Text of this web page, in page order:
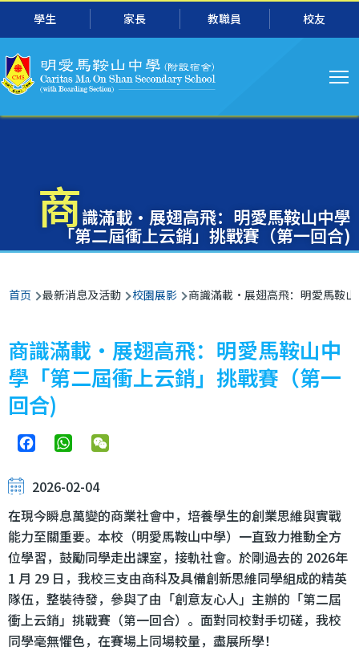
跳转到主要内容
學生 家長 教職員 校友
导
航
商識滿載‧展翅高飛：明愛馬鞍山中學
「第二屆衝上云銷」挑戰賽（第一回合)
面
包
屑
首页 最新消息及活動 校園展影 商識滿載‧展翅高飛：明愛馬鞍
商識滿載‧展翅高飛：明愛馬鞍山中
學「第二屆衝上云銷」挑戰賽（第一
回合)
FacebookWhatsApp
2026-02-04
在現今瞬息萬變的商業社會中，培養學生的創業思維與實戰
能力至關重要。本校（明愛馬鞍山中學）一直致力推動全方
位學習，鼓勵同學走出課室，接軌社會。於剛過去的 2026年
1 月 29 日，我校三支由商科及具備創新思維同學組成的精英
隊伍，整裝待發，參與了由「創意友心人」主辦的「第二屆
衝上云銷」挑戰賽（第一回合）。面對同校對手切磋，我校
同學毫無懼色，在賽場上同場較量，盡展所學！